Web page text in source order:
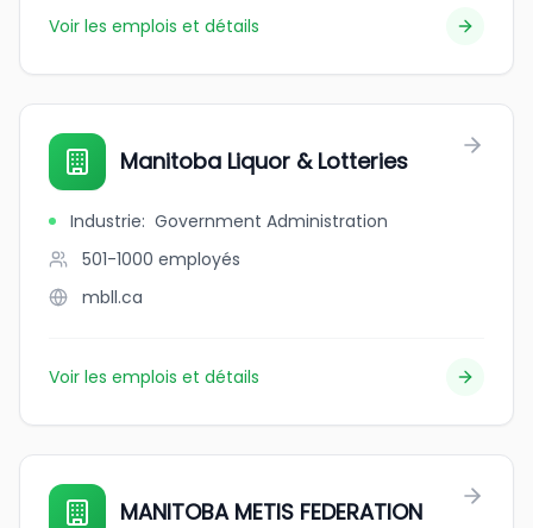
Voir les emplois et détails
Manitoba Liquor & Lotteries
Industrie: Government Administration
501-1000 employés
mbll.ca
Voir les emplois et détails
MANITOBA METIS FEDERATION